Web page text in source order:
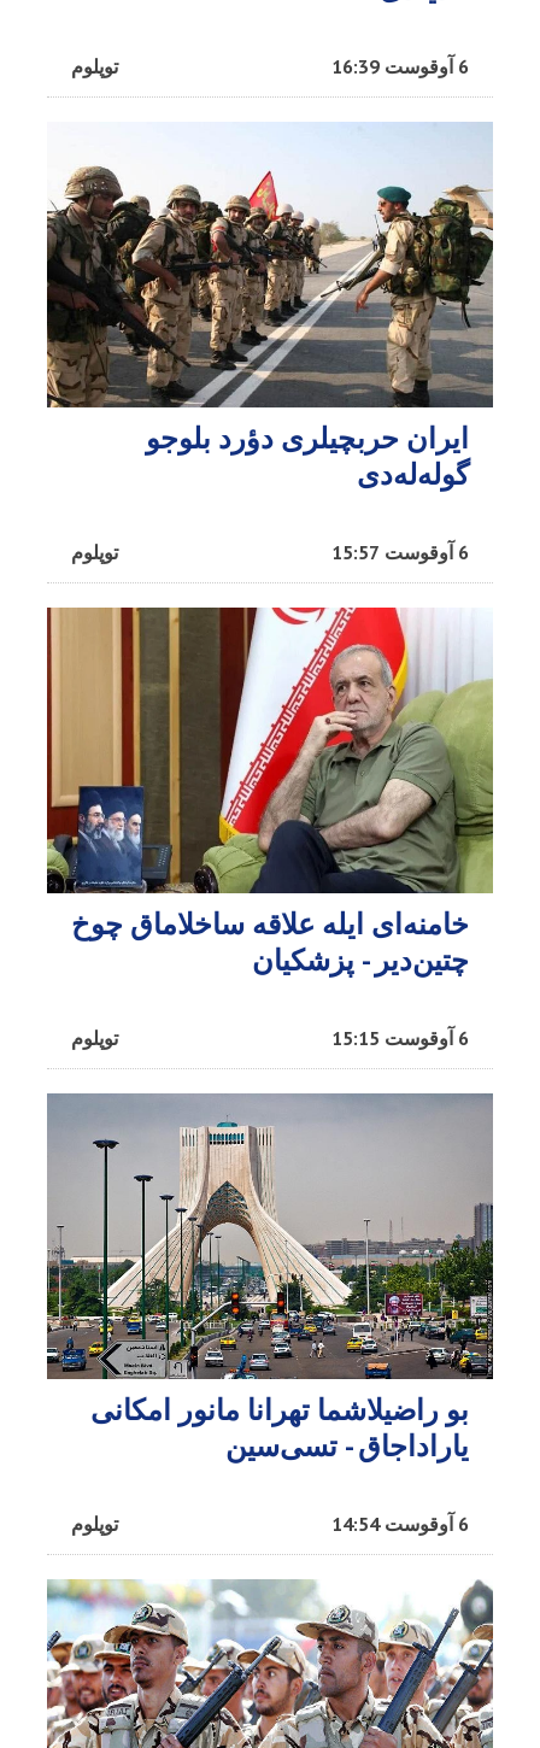
توپلوم 6 آوقوست 16:39
ایران حربچیلری دؤرد بلوجو
گوله‌له‌دی
توپلوم 6 آوقوست 15:57
خامنه‌ای ایله علاقه ساخلاماق چوخ
چتین‌دیر - پزشکیان
توپلوم 6 آوقوست 15:15
بو راضیلاشما تهرانا مانور امکانی
یاراداجاق - تسی‌سین
توپلوم 6 آوقوست 14:54